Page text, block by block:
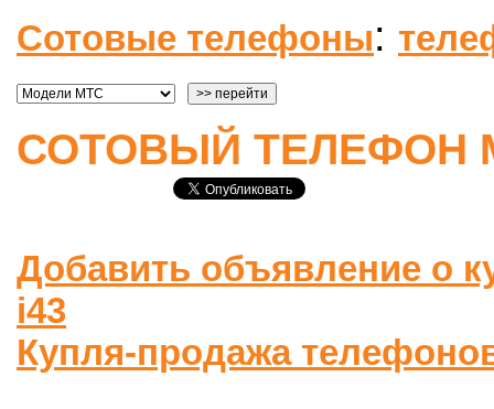
Сотовые телефоны:
СОТОВЫЙ ТЕЛЕФОН
Добавить объявление о
i43
Купля-продажа